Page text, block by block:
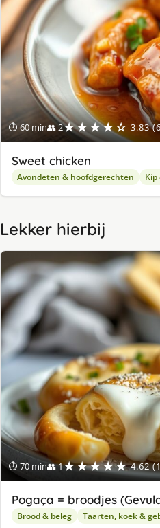
⏱ 60 min👥 2★★★★☆ 3.83
Sweet chicken
Avondeten & hoofdgerechten
Lekker hierbij
⏱ 70 min👥 1★★★★★ 4.62
Pogaça = broodjes
Brood & beleg Taarten, koek &